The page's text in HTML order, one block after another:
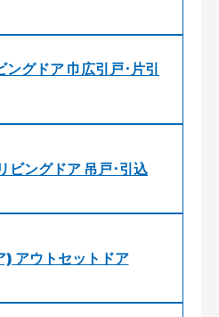
グドア 巾広引戸･片引
ングドア 吊戸･引込
アウトセットドア